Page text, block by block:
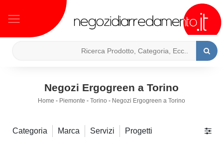
Negozi Ergogreen a Torino
Home - Piemonte - Torino - Negozi Ergogreen a Torino
Categoria Marca Servizi Progetti